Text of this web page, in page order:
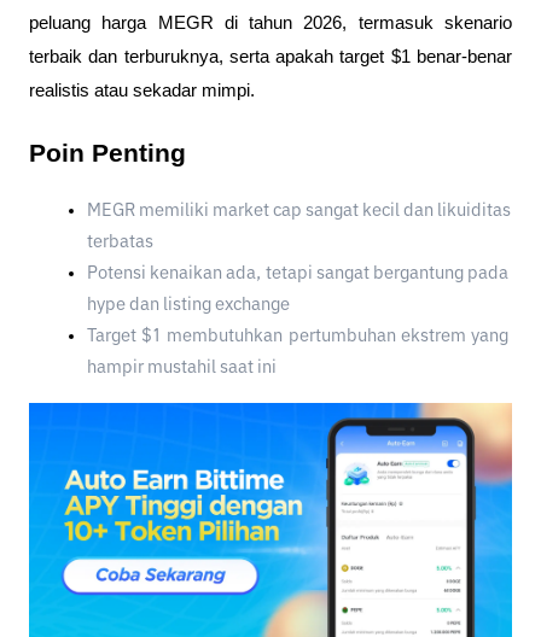
peluang harga MEGR di tahun 2026, termasuk skenario
terbaik dan terburuknya, serta apakah target $1 benar-benar
realistis atau sekadar mimpi.
Poin Penting
MEGR memiliki market cap sangat kecil dan likuiditas
terbatas
Potensi kenaikan ada, tetapi sangat bergantung pada
hype dan listing exchange
Target $1 membutuhkan pertumbuhan ekstrem yang
hampir mustahil saat ini